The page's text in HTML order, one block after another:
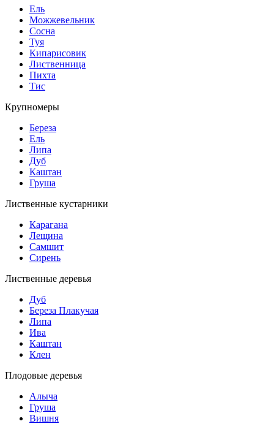
Ель
Можжевельник
Сосна
Туя
Кипарисовик
Лиственница
Пихта
Тис
Крупномеры
Береза
Ель
Липа
Дуб
Каштан
Груша
Лиственные кустарники
Карагана
Лещина
Самшит
Сирень
Лиственные деревья
Дуб
Береза Плакучая
Липа
Ива
Каштан
Клен
Плодовые деревья
Алыча
Груша
Вишня